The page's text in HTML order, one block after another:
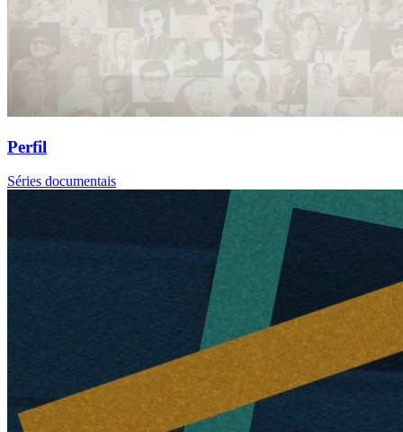
Perfil
Séries documentais